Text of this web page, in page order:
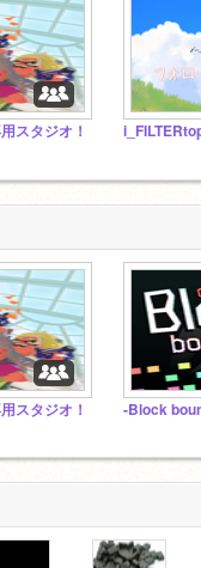
スタジオ！
スタジオ！